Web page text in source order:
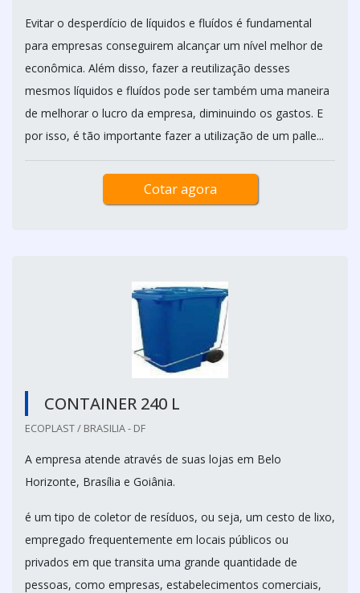
Evitar o desperdício de líquidos e fluídos é fundamental
para empresas conseguirem alcançar um nível melhor de
econômica. Além disso, fazer a reutilização desses
mesmos líquidos e fluídos pode ser também uma maneira
de melhorar o lucro da empresa, diminuindo os gastos. E
por isso, é tão importante fazer a utilização de um palle...
Cotar agora
CONTAINER 240 L
ECOPLAST / BRASILIA - DF
A empresa atende através de suas lojas em Belo
Horizonte, Brasília e Goiânia.
é um tipo de coletor de resíduos, ou seja, um cesto de lixo,
empregado frequentemente em locais públicos ou
privados em que transita uma grande quantidade de
pessoas, como empresas, estabelecimentos comerciais,